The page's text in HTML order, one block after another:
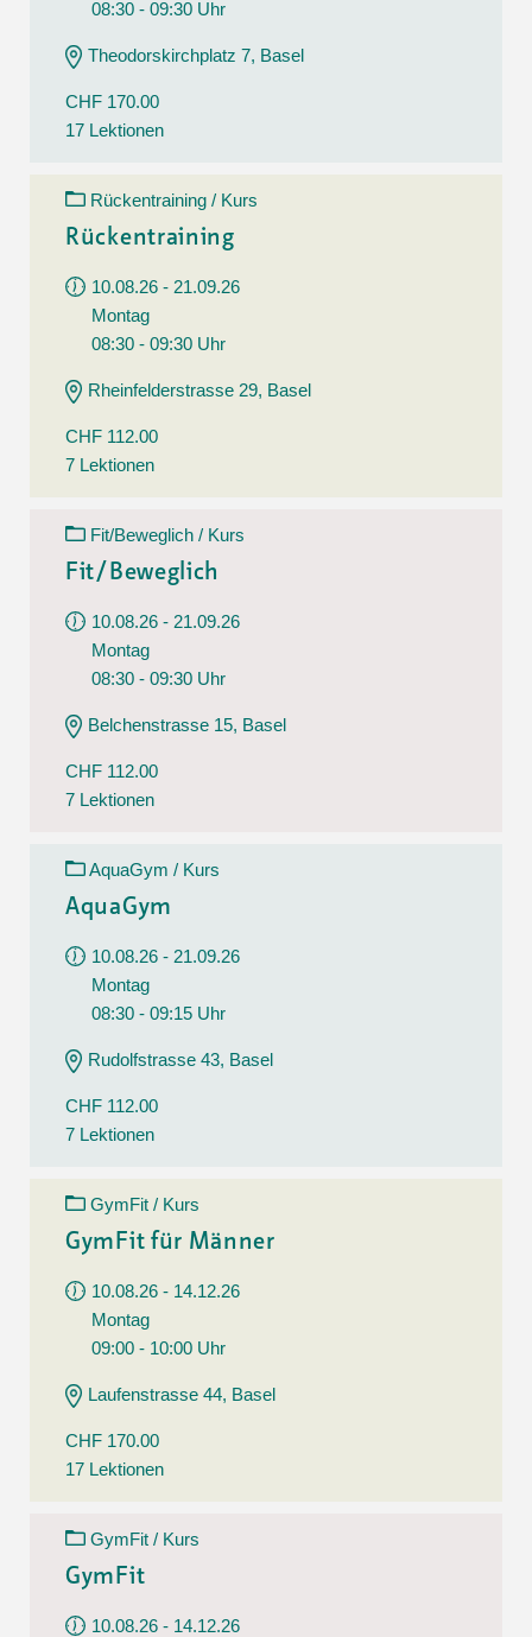
08:30 - 09:30 Uhr
Theodorskirchplatz 7, Basel
CHF 170.00
17 Lektionen
Rückentraining / Kurs
Rückentraining
10.08.26 - 21.09.26
Montag
08:30 - 09:30 Uhr
Rheinfelderstrasse 29, Basel
CHF 112.00
7 Lektionen
Fit/Beweglich / Kurs
Fit/Beweglich
10.08.26 - 21.09.26
Montag
08:30 - 09:30 Uhr
Belchenstrasse 15, Basel
CHF 112.00
7 Lektionen
AquaGym / Kurs
AquaGym
10.08.26 - 21.09.26
Montag
08:30 - 09:15 Uhr
Rudolfstrasse 43, Basel
CHF 112.00
7 Lektionen
GymFit / Kurs
GymFit für Männer
10.08.26 - 14.12.26
Montag
09:00 - 10:00 Uhr
Laufenstrasse 44, Basel
CHF 170.00
17 Lektionen
GymFit / Kurs
GymFit
10.08.26 - 14.12.26